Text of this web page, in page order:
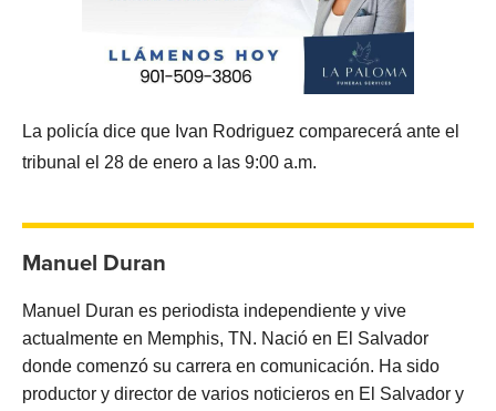
La policía dice que Ivan Rodriguez comparecerá ante el
tribunal el 28 de enero a las 9:00 a.m.
Manuel Duran
Manuel Duran es periodista independiente y vive
actualmente en Memphis, TN. Nació en El Salvador
donde comenzó su carrera en comunicación. Ha sido
productor y director de varios noticieros en El Salvador y